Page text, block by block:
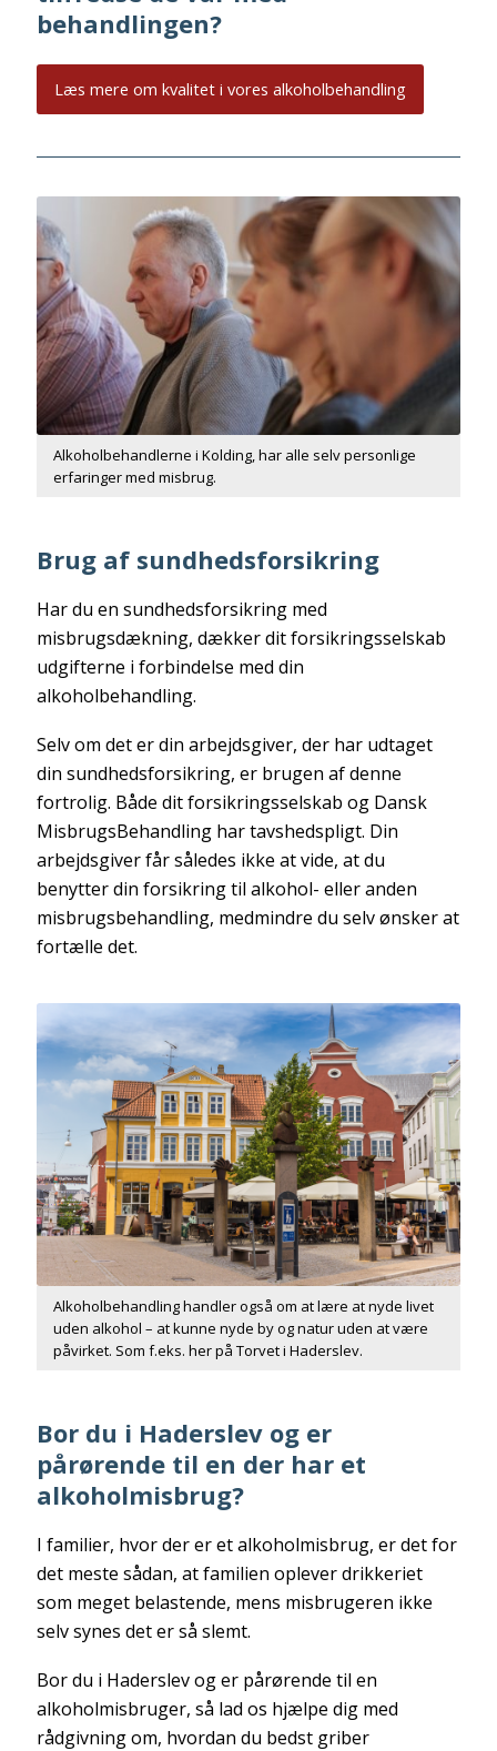
behandlingen?
Læs mere om kvalitet i vores alkoholbehandling
Alkoholbehandlerne i Kolding, har alle selv personlige
erfaringer med misbrug.
Brug af sundhedsforsikring
Har du en sundhedsforsikring med
misbrugsdækning, dækker dit forsikringsselskab
udgifterne i forbindelse med din
alkoholbehandling.
Selv om det er din arbejdsgiver, der har udtaget
din sundhedsforsikring, er brugen af denne
fortrolig. Både dit forsikringsselskab og Dansk
MisbrugsBehandling har tavshedspligt. Din
arbejdsgiver får således ikke at vide, at du
benytter din forsikring til alkohol- eller anden
misbrugsbehandling, medmindre du selv ønsker at
fortælle det.
Alkoholbehandling handler også om at lære at nyde livet
uden alkohol – at kunne nyde by og natur uden at være
påvirket. Som f.eks. her på Torvet i Haderslev.
Bor du i Haderslev og er
pårørende til en der har et
alkoholmisbrug?
I familier, hvor der er et alkoholmisbrug, er det for
det meste sådan, at familien oplever drikkeriet
som meget belastende, mens misbrugeren ikke
selv synes det er så slemt.
Bor du i Haderslev og er pårørende til en
alkoholmisbruger, så lad os hjælpe dig med
rådgivning om, hvordan du bedst griber